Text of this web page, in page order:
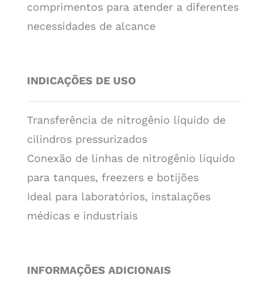
comprimentos para atender a diferentes
necessidades de alcance
INDICAÇÕES DE USO
Transferência de nitrogênio líquido de
cilindros pressurizados
Conexão de linhas de nitrogênio líquido
para tanques, freezers e botijões
Ideal para laboratórios, instalações
médicas e industriais
INFORMAÇÕES ADICIONAIS